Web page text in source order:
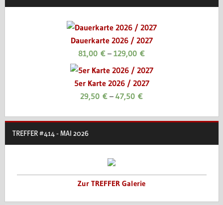
Dauerkarte 2026 / 2027
81,00 € – 129,00 €
5er Karte 2026 / 2027
29,50 € – 47,50 €
TREFFER #414 - MAI 2026
Zur TREFFER Galerie